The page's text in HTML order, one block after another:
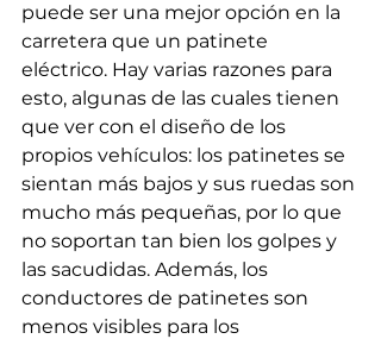
puede ser una mejor opción en la
carretera que un patinete
eléctrico. Hay varias razones para
esto, algunas de las cuales tienen
que ver con el diseño de los
propios vehículos: los patinetes se
sientan más bajos y sus ruedas son
mucho más pequeñas, por lo que
no soportan tan bien los golpes y
las sacudidas. Además, los
conductores de patinetes son
menos visibles para los